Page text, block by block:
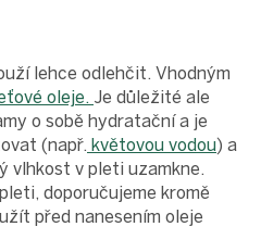
lehce odlehčit. Vhodným
oleje. Je důležité ale
o sobě hydratační a je
(např. květovou vodou) a
vlhkost v pleti uzamkne.
doporučujeme kromě
před nanesením oleje